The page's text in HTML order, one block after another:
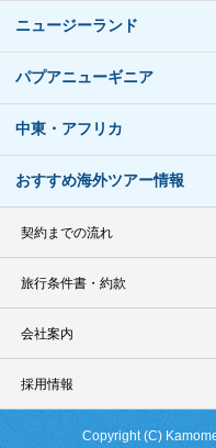
ニュージーランド
パプアニューギニア
中東・アフリカ
おすすめ海外ツアー情報
契約までの流れ
旅行条件書・約款
会社案内
採用情報
Copyright (C)